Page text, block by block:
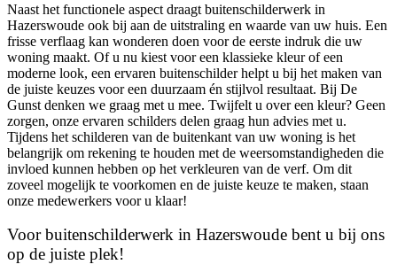
Naast het functionele aspect draagt buitenschilderwerk in
Hazerswoude ook bij aan de uitstraling en waarde van uw huis. Een
frisse verflaag kan wonderen doen voor de eerste indruk die uw
woning maakt. Of u nu kiest voor een klassieke kleur of een
moderne look, een ervaren buitenschilder helpt u bij het maken van
de juiste keuzes voor een duurzaam én stijlvol resultaat. Bij De
Gunst denken we graag met u mee. Twijfelt u over een kleur? Geen
zorgen, onze ervaren schilders delen graag hun advies met u.
Tijdens het schilderen van de buitenkant van uw woning is het
belangrijk om rekening te houden met de weersomstandigheden die
invloed kunnen hebben op het verkleuren van de verf. Om dit
zoveel mogelijk te voorkomen en de juiste keuze te maken, staan
onze medewerkers voor u klaar!
Voor buitenschilderwerk in Hazerswoude bent u bij ons
op de juiste plek!